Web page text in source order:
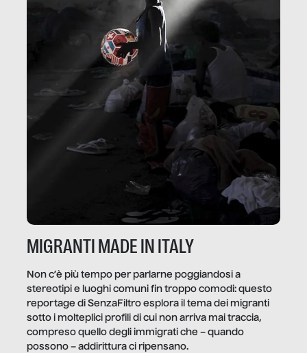
MIGRANTI MADE IN ITALY
Non c’è più tempo per parlarne poggiandosi a
stereotipi e luoghi comuni fin troppo comodi: questo
reportage di SenzaFiltro esplora il tema dei migranti
sotto i molteplici profili di cui non arriva mai traccia,
compreso quello degli immigrati che – quando
possono – addirittura ci ripensano.